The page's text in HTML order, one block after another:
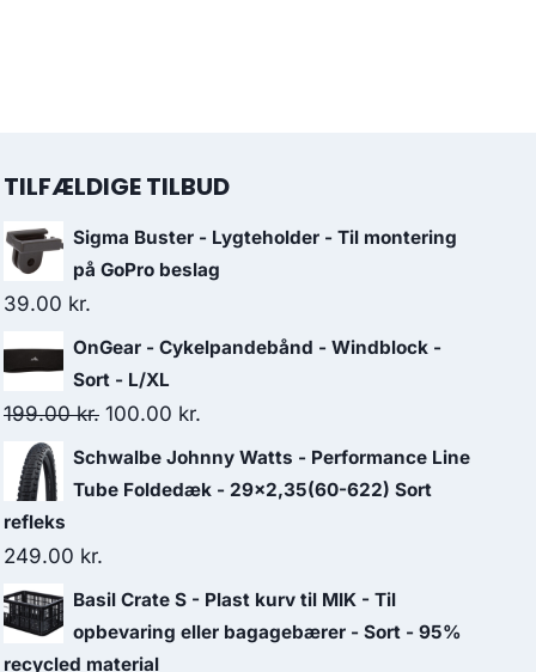
TILFÆLDIGE TILBUD
Sigma Buster - Lygteholder - Til montering
på GoPro beslag
39.00 kr.
OnGear - Cykelpandebånd - Windblock -
Sort - L/XL
199.00kr. Original
price
was:
100.00 kr.
price
is:
Schwalbe Johnny Watts - Performance Line
Tube Foldedæk - 29x2,35(60-622) Sort
refleks
249.00 kr.
Basil Crate S - Plast kurv til MIK - Til
opbevaring eller bagagebærer - Sort - 95%
recycled material